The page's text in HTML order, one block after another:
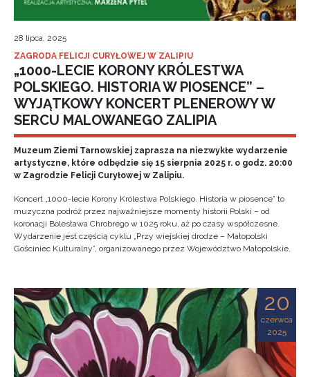
28 lipca, 2025
ZAGRODA FELICJI CURYŁOWEJ W ZALIPIU
„1000-LECIE KORONY KRÓLESTWA
POLSKIEGO. HISTORIA W PIOSENCE” –
WYJĄTKOWY KONCERT PLENEROWY W
SERCU MALOWANEGO ZALIPIA
Muzeum Ziemi Tarnowskiej zaprasza na niezwykłe wydarzenie
artystyczne, które odbędzie się 15 sierpnia 2025 r. o godz. 20:00
w Zagrodzie Felicji Curyłowej w Zalipiu.
Koncert „1000-lecie Korony Królestwa Polskiego. Historia w piosence” to
muzyczna podróż przez najważniejsze momenty historii Polski – od
koronacji Bolesława Chrobrego w 1025 roku, aż po czasy współczesne.
Wydarzenie jest częścią cyklu „Przy wiejskiej drodze – Małopolski
Gościniec Kulturalny”, organizowanego przez Województwo Małopolskie.
20
czerwca
2025